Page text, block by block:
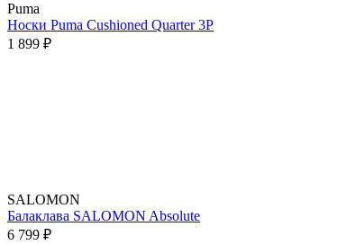
Puma
Носки Puma Cushioned Quarter 3P
1 899 ₽
SALOMON
Балаклава SALOMON Absolute
6 799 ₽